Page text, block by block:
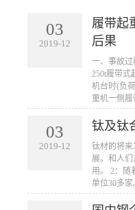
03
2019-12
履带起
后果
一、事故过
250t履带式
机台时(负
重机一侧
03
2019-12
钛及钛
钛材的将来
展。和人
用。 2：随
单位30多